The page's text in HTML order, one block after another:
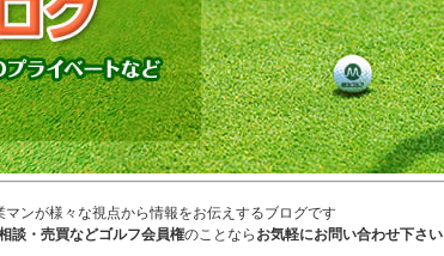
ンが様々な視点から情報をお伝えするブログです
談・売買などゴルフ会員権のことなら お気軽にお問い合わせ下さい